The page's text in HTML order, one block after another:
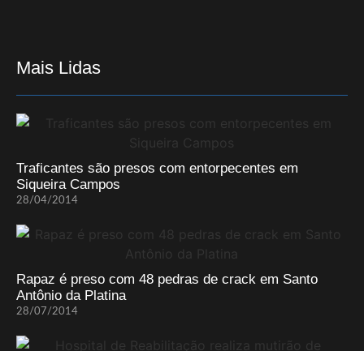
Mais Lidas
Traficantes são presos com entorpecentes em
Siqueira Campos
28/04/2014
Rapaz é preso com 48 pedras de crack em Santo
Antônio da Platina
28/07/2014